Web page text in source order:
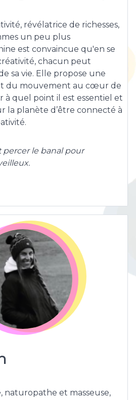
révélatrice de richesses,
un peu plus
est convaincue qu'en se
chacun peut
sa vie. Elle propose une
du mouvement au cœur de
à quel point il est essentiel et
la planète d’être connecté à
percer le banal pour
naturopathe et masseuse,